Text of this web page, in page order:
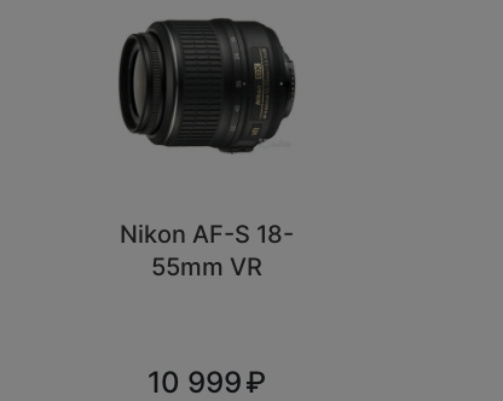
Nikon AF-S 18-
55mm VR
10 999